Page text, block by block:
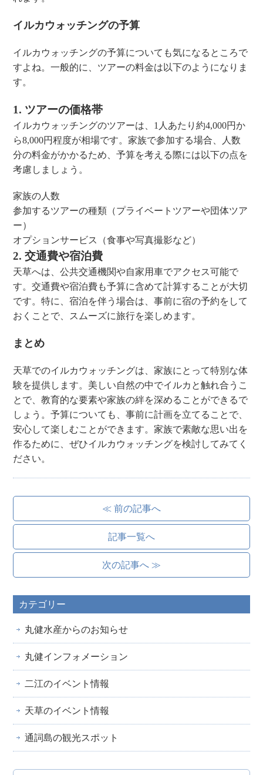
イルカウォッチングの予算
イルカウォッチングの予算についても気になるところで
すよね。一般的に、ツアーの料金は以下のようになりま
す。
1. ツアーの価格帯
イルカウォッチングのツアーは、1人あたり約4,000円か
ら8,000円程度が相場です。家族で参加する場合、人数
分の料金がかかるため、予算を考える際には以下の点を
考慮しましょう。
家族の人数
参加するツアーの種類（プライベートツアーや団体ツア
ー）
オプションサービス（食事や写真撮影など）
2. 交通費や宿泊費
天草へは、公共交通機関や自家用車でアクセス可能で
す。交通費や宿泊費も予算に含めて計算することが大切
です。特に、宿泊を伴う場合は、事前に宿の予約をして
おくことで、スムーズに旅行を楽しめます。
まとめ
天草でのイルカウォッチングは、家族にとって特別な体
験を提供します。美しい自然の中でイルカと触れ合うこ
とで、教育的な要素や家族の絆を深めることができるで
しょう。予算についても、事前に計画を立てることで、
安心して楽しむことができます。家族で素敵な思い出を
作るために、ぜひイルカウォッチングを検討してみてく
ださい。
≪ 前の記事へ
記事一覧へ
次の記事へ ≫
カテゴリー
丸健水産からのお知らせ
丸健インフォメーション
二江のイベント情報
天草のイベント情報
通詞島の観光スポット